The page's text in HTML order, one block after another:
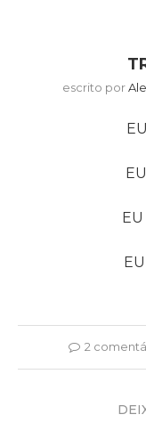
escrito por
2